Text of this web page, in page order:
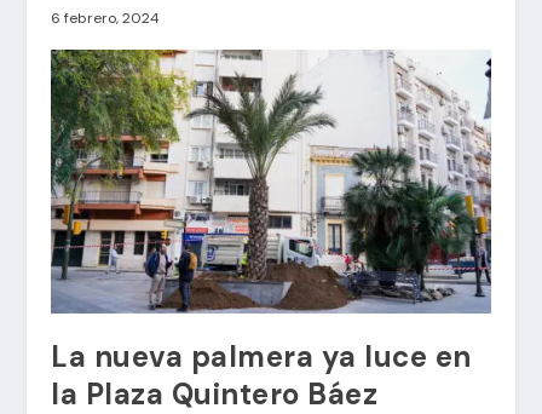
6 febrero, 2024
La nueva palmera ya luce en
la Plaza Quintero Báez